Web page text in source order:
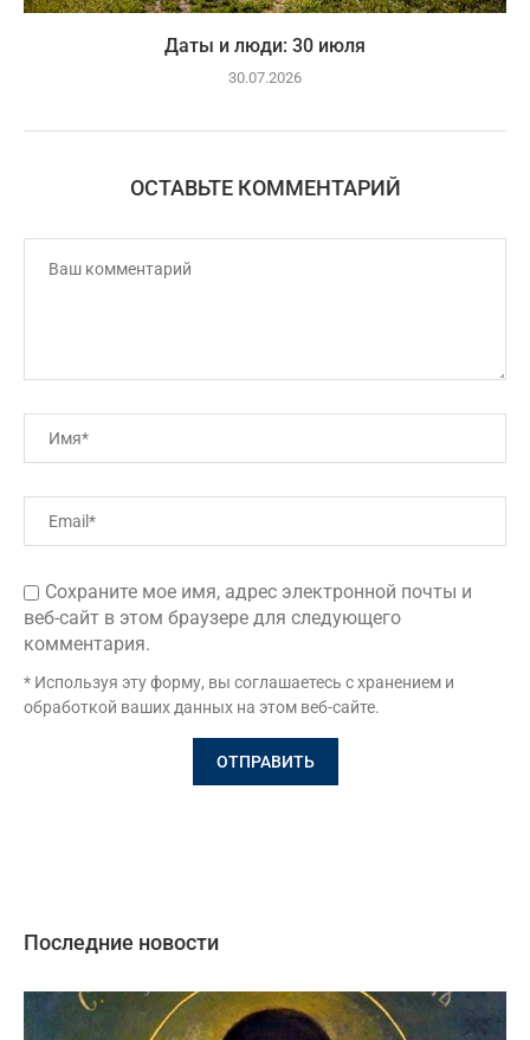
Даты и люди: 30 июля
30.07.2026
ОСТАВЬТЕ КОММЕНТАРИЙ
Сохраните мое имя, адрес электронной почты и
веб-сайт в этом браузере для следующего
комментария.
* Используя эту форму, вы соглашаетесь с хранением и
обработкой ваших данных на этом веб-сайте.
Последние новости